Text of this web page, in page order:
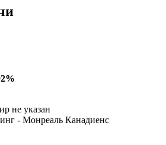
не указан
- Монреаль Канадиенс